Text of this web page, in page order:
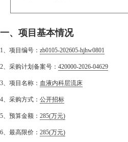
一、项目基本情况
1、项目编号： zb0105-202605-hjhw0801
2、采购计划备案号： 420000-2026-04629
3、项目名称： 血液内科层流床
4、采购方式： 公开招标
5、预算金额： 285(万元)
6、最高限价： 285(万元)